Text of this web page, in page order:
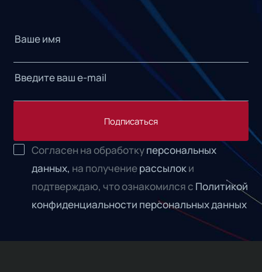
Подписаться
Согласен на обработкуперсональных
данных, на получениерассылоки
подтверждаю, что ознакомился с Политикой
конфиденциальности персональных данных